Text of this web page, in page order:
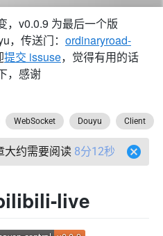
v0.0.9 为最后一个版
传送门： ordinaryroad-
提交 issuse，觉得有用的话
，感谢
WebSocket Douyu Client
大约需要阅读 8分12秒
live